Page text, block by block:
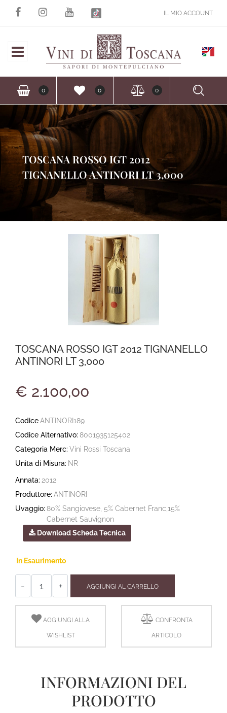
IL MIO ACCOUNT
0 0 0
TOSCANA ROSSO IGT 2012
TIGNANELLO ANTINORI LT 3,000
TOSCANA ROSSO IGT 2012 TIGNANELLO
ANTINORI LT 3,000
€ 2.100,00
CodiceANTINORI189
Codice Alternativo: 8001935125402
Categoria Merc: Vini Rossi Toscana
Unita di Misura: NR
Annata: 2012
Produttore: ANTINORI
Uvaggio: 80% Sangiovese, 5% Cabernet Franc,15%
Cabernet Sauvignon
Download Scheda Tecnica
In Esaurimento
AGGIUNGI AL CARRELLO
AGGIUNGI ALLA
WISHLIST
CONFRONTA
ARTICOLO
INFORMAZIONI DEL
PRODOTTO